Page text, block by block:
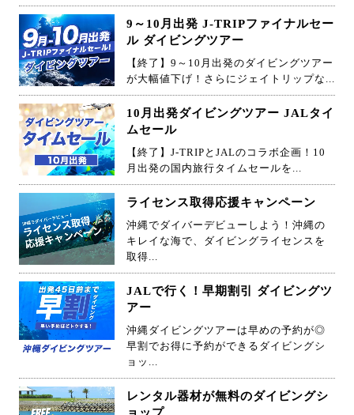
9～10月出発 J-TRIPファイナルセー
ル ダイビングツアー
【終了】9～10月出発のダイビングツアー
が大幅値下げ！さらにジェイトリップな...
10月出発ダイビングツアー JALタイ
ムセール
【終了】J-TRIPとJALのコラボ企画！10
月出発の国内旅行タイムセールを...
ライセンス取得応援キャンペーン
沖縄でダイバーデビューしよう！沖縄の
キレイな海で、ダイビングライセンスを
取得...
JALで行く！早期割引 ダイビングツ
アー
沖縄ダイビングツアーは早めの予約が◎
早割でお得に予約ができるダイビングシ
ョッ...
レンタル器材が無料のダイビングシ